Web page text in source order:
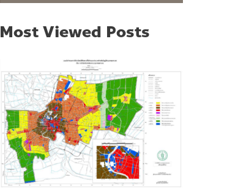
Most Viewed Posts